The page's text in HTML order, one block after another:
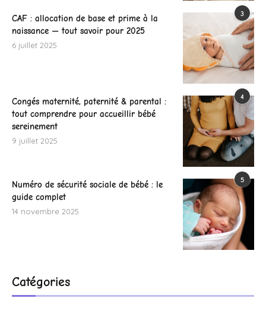
3
CAF : allocation de base et prime à la
naissance — tout savoir pour 2025
6 juillet 2025
4
Congés maternité, paternité & parental :
tout comprendre pour accueillir bébé
sereinement
9 juillet 2025
5
Numéro de sécurité sociale de bébé : le
guide complet
14 novembre 2025
Catégories